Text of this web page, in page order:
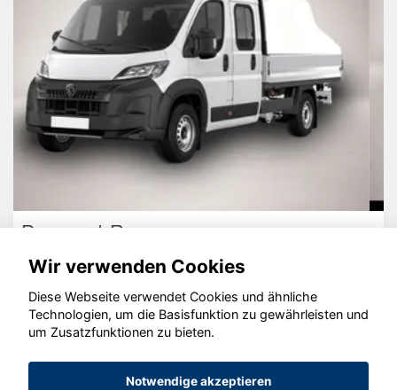
Skoda Fabia
© konjunkturmotor.de GmbH 2020 - 2026
Wir verwenden Cookies
Diese Webseite verwendet Cookies und ähnliche
Technologien, um die Basisfunktion zu gewährleisten und
um Zusatzfunktionen zu bieten.
Notwendige akzeptieren